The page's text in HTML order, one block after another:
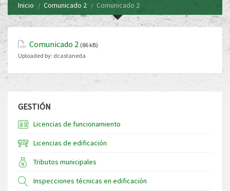
Inicio Comunicado 2 Comunicado 2
Comunicado 2 (86 kB)
Uploaded by: dcastaneda
GESTIÓN
Licencias de funcionamiento
Licencias de edificación
Tributos municipales
Inspecciones técnicas en edificación